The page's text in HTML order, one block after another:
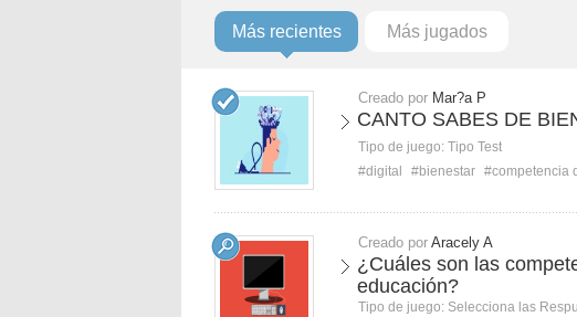
Más recientes Más jugados
Creado por Mar?a P
CANTO SABES DE
Tipo de juego: Tipo Test
#digital
#bienestar #competencia
Creado por Aracely A
¿Cuáles son las
educación?
Tipo de juego: Selecciona las